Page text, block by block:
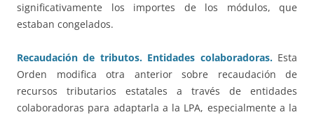
significativamente los importes de los módulos, que
estaban congelados.
Recaudación de tributos. Entidades colaboradoras.Esta
Orden modifica otra anterior sobre recaudación de
recursos tributarios estatales a través de entidades
colaboradoras para adaptarla a la LPA, especialmente a la